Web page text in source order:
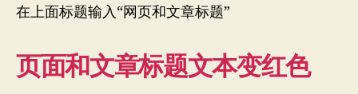
在上面标题输入“网页和文章标题”
页面和文章标题文本变红色